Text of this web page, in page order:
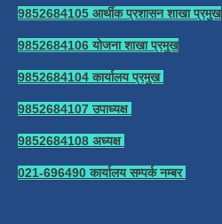
9852684105 आर्थीक प्रशासन शाखा प्रमुख
9852684106 योजना शाखा प्रमुख
9852684104 कार्यालय प्रमुख
9852684107 उपाध्यक्ष
9852684108 अध्यक्ष
021-696490 कार्यालय सम्पर्क नम्बर